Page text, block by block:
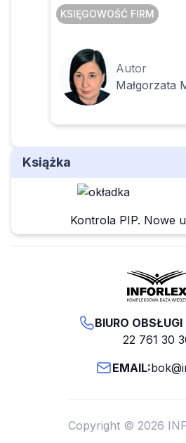
KSIĘGOWOŚĆ FIRM
Autor
Małgorzata
Książka
Kontrola PIP. Nowe
BIURO
22 761 30
EMAIL:
Copyright © 2026